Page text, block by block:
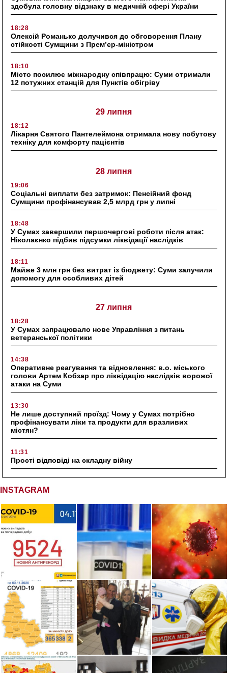
здобула головну відзнаку в медичній сфері України
18:28
Олексій Романько долучився до обговорення Плану
стійкості Сумщини з Прем’єр-міністром
18:10
Місто посилює міжнародну співпрацю: Суми отримали
12 потужних станцій для Пунктів обігріву
29 липня
18:12
Лікарня Святого Пантелеймона отримала нову побутову
техніку для комфорту пацієнтів
28 липня
19:06
Соціальні виплати без затримок: Пенсійний фонд
Сумщини профінансував 2,5 млрд грн у липні
18:48
У Сумах завершили першочергові роботи після атак:
Ніколаєнко підбив підсумки ліквідації наслідків
18:11
Майже 3 млн грн без витрат із бюджету: Суми залучили
допомогу для особливих дітей
27 липня
18:28
У Сумах запрацювало нове Управління з питань
ветеранської політики
14:38
Оперативне реагування та відновлення: в.о. міського
голови Артем Кобзар про ліквідацію наслідків ворожої
атаки на Суми
13:30
Не лише доступний проїзд: Чому у Сумах потрібно
профінансувати ліки та продукти для вразливих
містян?
11:31
Прості відповіді на складну війну
INSTAGRAM